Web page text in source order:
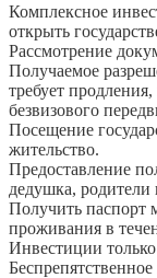
Комплексное
открыть
Рассмотрение
Получаемое
требует
безвизового
Посещение
жительство.
Предоставление
дедушка,
Получить паспорт
проживания в
Инвестиции